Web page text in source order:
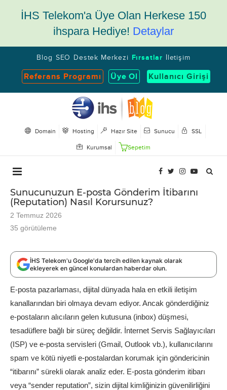
İHS Telekom'a Üye Olan Herkese 150
ihspara Hediye! Detaylar
Blog SEO Destek Merkezi Fırsatlar İletişim
Referans Programı Üye Ol Kullanıcı Girişi
Domain Hosting Hazır Site Sunucu SSL
Kurumsal Sepetim
Sunucunuzun E-posta Gönderim İtibarını
(Reputation) Nasıl Korursunuz?
2 Temmuz 2026
35 görütüleme
İHS Telekom'u Google'da tercih edilen kaynak olarak
ekleyerek en güncel konulardan haberdar olun.
E-posta pazarlaması, dijital dünyada hala en etkili iletişim
kanallarından biri olmaya devam ediyor. Ancak gönderdiğiniz
e-postaların alıcıların gelen kutusuna (inbox) düşmesi,
tesadüflere bağlı bir süreç değildir. İnternet Servis Sağlayıcıları
(ISP) ve e-posta servisleri (Gmail, Outlook vb.), kullanıcılarını
spam ve kötü niyetli e-postalardan korumak için göndericinin
“itibarını” sürekli olarak analiz eder. E-posta gönderim itibarı
veya “sender reputation”, sizin dijital kimliğinizin güvenilirliğini